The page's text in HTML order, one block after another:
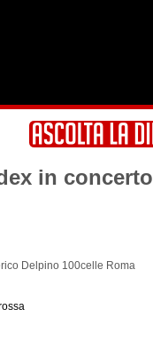
in concerto
Delpino 100celle Roma